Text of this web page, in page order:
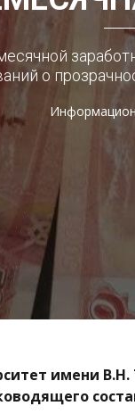
о
имени